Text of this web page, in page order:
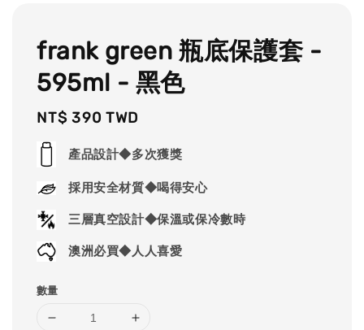
frank green 瓶底保護套 -
595ml - 黑色
Regular
price
NT$ 390 TWD
產品設計◆多次獲獎
採用安全材質◆喝得安心
三層真空設計◆保溫或保冷數時
澳洲必買◆人人喜愛
數量